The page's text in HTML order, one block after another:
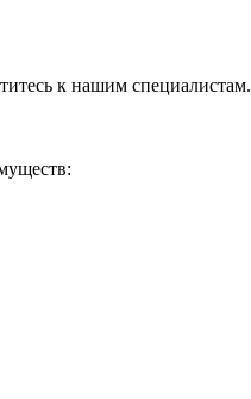
к нашим специалистам.